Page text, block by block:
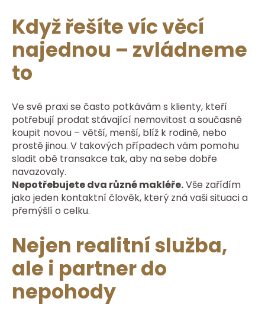
Když řešíte víc věcí
najednou – zvládneme
to
Ve své praxi se často potkávám s klienty, kteří
potřebují prodat stávající nemovitost a současně
koupit novou – větší, menší, blíž k rodině, nebo
prostě jinou. V takových případech vám pomohu
sladit obě transakce tak, aby na sebe dobře
navazovaly.
Nepotřebujete dva různé makléře.Vše zařídím
jako jeden kontaktní člověk, který zná vaši situaci a
přemýšlí o celku.
Nejen realitní služba,
ale i partner do
nepohody